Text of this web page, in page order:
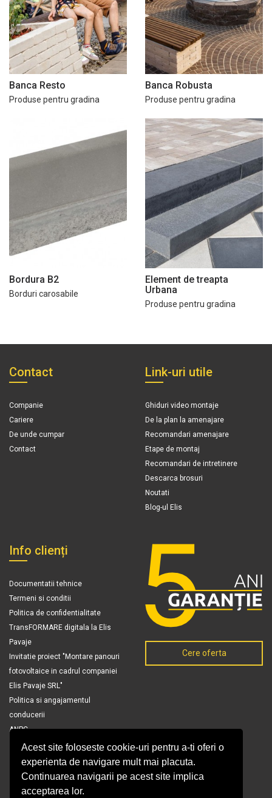
Acest site foloseste cookie-uri pentru a-ti oferi o
experienta de navigare mult mai placuta.
Continuarea navigarii pe acest site implica
acceptarea lor.
Banca Resto
Produse pentru gradina
Banca Robusta
Produse pentru gradina
Bordura B2
Borduri carosabile
Element de treapta
Urbana
Produse pentru gradina
Contact
Companie
Cariere
De unde cumpar
Contact
Link-uri utile
Ghiduri video montaje
De la plan la amenajare
Recomandari amenajare
Etape de montaj
Recomandari de intretinere
Descarca brosuri
Noutati
Blog-ul Elis
Info clienți
Documentatii tehnice
Termeni si conditii
Politica de confidentialitate
TransFORMARE digitala la Elis
Pavaje
Invitatie proiect "Montare panouri
fotovoltaice in cadrul companiei
Elis Pavaje SRL"
Politica si angajamentul
conducerii
ANPC
Cere oferta